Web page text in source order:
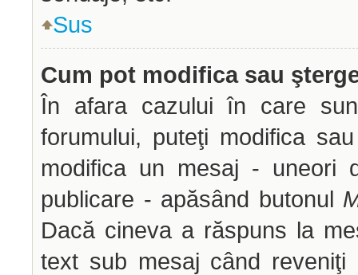
Sus
Cum pot modifica sau
În afara cazului în care
forumului, puteţi modifica
modifica un mesaj - uneori
publicare - apăsând butonul
Dacă cineva a răspuns la
text sub mesaj când